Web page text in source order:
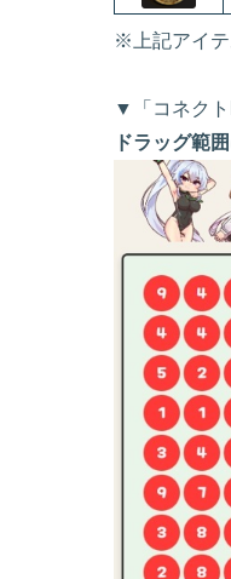
※上記アイテ
▼「コネク
ドラッグ範